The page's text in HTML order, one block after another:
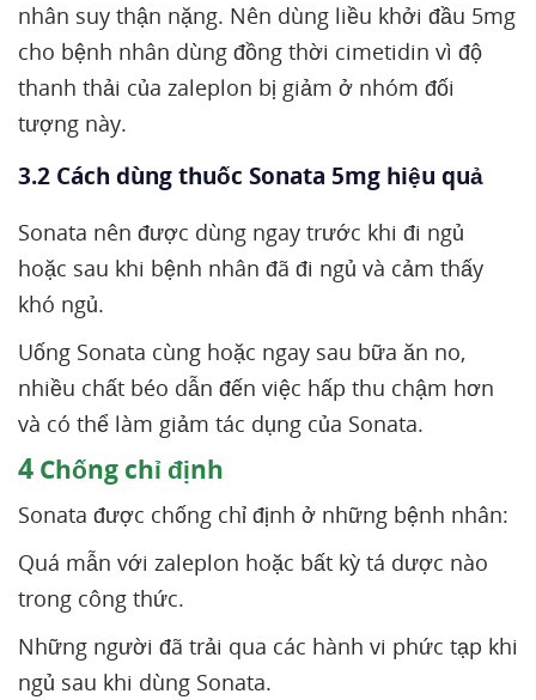
nhân suy thận nặng. Nên dùng liều khởi đầu 5mg
cho bệnh nhân dùng đồng thời cimetidin vì độ
thanh thải của zaleplon bị giảm ở nhóm đối
tượng này.
3.2 Cách dùng thuốc Sonata 5mg hiệu quả
Sonata nên được dùng ngay trước khi đi ngủ
hoặc sau khi bệnh nhân đã đi ngủ và cảm thấy
khó ngủ.
Uống Sonata cùng hoặc ngay sau bữa ăn no,
nhiều chất béo dẫn đến việc hấp thu chậm hơn
và có thể làm giảm tác dụng của Sonata.
4 Chống chỉ định
Sonata được chống chỉ định ở những bệnh nhân:
Quá mẫn với zaleplon hoặc bất kỳ tá dược nào
trong công thức.
Những người đã trải qua các hành vi phức tạp khi
ngủ sau khi dùng Sonata.